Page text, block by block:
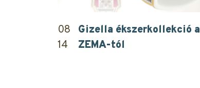
08
14
Gizella ékszerkollekció a
ZEMA-tól